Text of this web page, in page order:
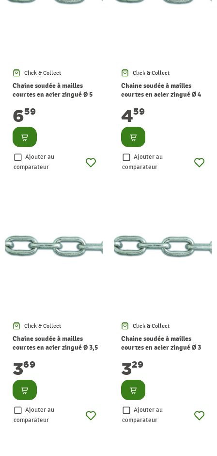
Click & Collect
Chaine soudée à mailles
courtes en acier zingué Ø 5
659
Consulter
Ajouter au
comparateur
Click & Collect
Chaine soudée à mailles
courtes en acier zingué Ø 4
459
Consulter
Ajouter au
comparateur
Click & Collect
Chaine soudée à mailles
courtes en acier zingué Ø 3,5
369
Consulter
Ajouter au
comparateur
Click & Collect
Chaine soudée à mailles
courtes en acier zingué Ø 3
329
Consulter
Ajouter au
comparateur